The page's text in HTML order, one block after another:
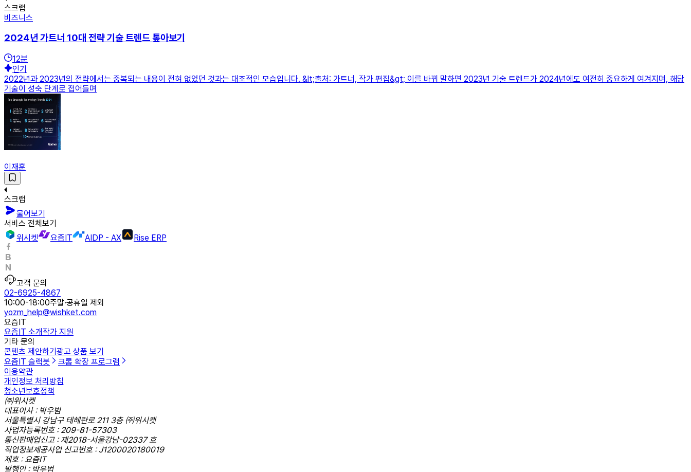
스크랩
비즈니스
2024년 가트너 10대 전략 기술 트렌드 톺아보기
12분
인기
2022년과 2023년의 전략에서는 중복되는 내용이 전혀 없었던 것과는 대조적인 모습입니다. &lt;출처: 가트너, 작가 편집&gt; 이를 바꿔 말하면 2023년 기술 트렌드가 2024년에도 여전히 중요하게 여겨지며, 해당
기술이 성숙 단계로 접어들며
이재훈
스크랩
물어보기
서비스 전체보기
위시켓
요즘IT AIDP - AX Rise ERP
고객 문의
02-6925-4867
10:00-18:00주말·공휴일 제외
yozm_help@wishket.com
요즘IT
요즘IT 소개작가 지원
기타 문의
콘텐츠 제안하기 광고 상품 보기
요즘IT 슬랙봇
크롬 확장 프로그램
이용약관
개인정보 처리방침
청소년보호정책
㈜위시켓
대표이사 : 박우범
서울특별시 강남구 테헤란로 211 3층 ㈜위시켓
사업자등록번호 : 209-81-57303
통신판매업신고 : 제2018-서울강남-02337 호
직업정보제공사업 신고번호 : J1200020180019
제호 : 요즘IT
발행인 : 박우범